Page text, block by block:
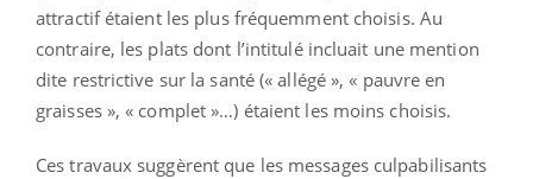
attractif étaient les plus fréquemment choisis. Au
contraire, les plats dont l’intitulé incluait une mention
dite restrictive sur la santé (« allégé », « pauvre en
graisses », « complet »…) étaient les moins choisis.
Ces travaux suggèrent que les messages culpabilisants